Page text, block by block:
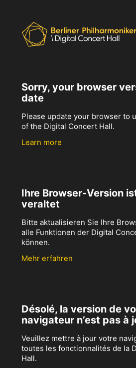
Sorry, your browser
date
Please update your browser to
of the Digital Concert Hall.
Learn more
Ihre Browser-Version
veraltet
Bitte aktualisieren Sie Ihre
alle Funktionen der Digital
können.
Mehr erfahren
Désolé, la version de
navigateur n’est pas à
Veuillez mettre à jour votre
toutes les fonctionnalités de la
Hall.